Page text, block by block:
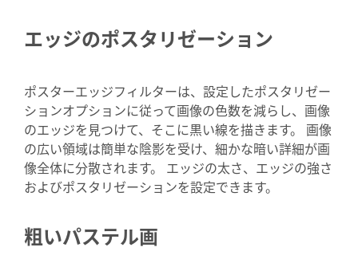
エッジのポスタリゼーション
ポスターエッジフィルターは、設定したポスタリゼー
ションオプションに従って画像の色数を減らし、画像
のエッジを見つけて、そこに黒い線を描きます。 画像
の広い領域は簡単な陰影を受け、細かな暗い詳細が画
像全体に分散されます。 エッジの太さ、エッジの強さ
およびポスタリゼーションを設定できます。
粗いパステル画